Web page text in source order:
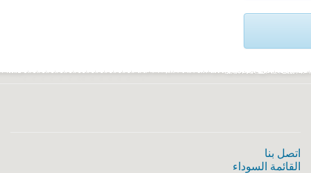
اتصل بنا
القائمة السوداء